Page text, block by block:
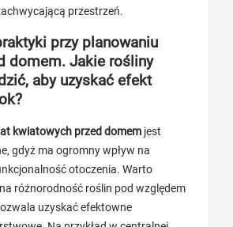
przestrzeń.
przy planowaniu
domem. Jakie rośliny
aby uzyskać efekt
kwiatowych przed domem jest
gdyż ma ogromny wpływ na
otoczenia. Warto
różnorodność roślin pod względem
uzyskać efektowne